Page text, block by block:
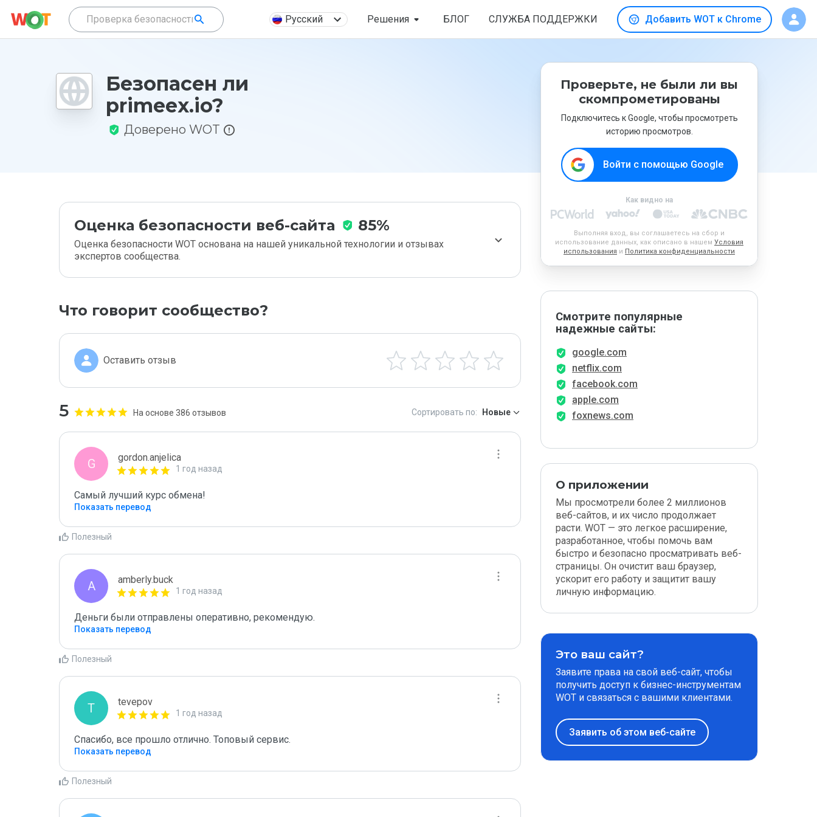
Русский Решения БЛОГ СЛУЖБА ПОДДЕРЖКИ Добавить WOT к Chrome
Безопасен ли
primeex.io?
Доверено WOT
Оценка безопасности веб-сайта 85%
Оценка безопасности WOT основана на нашей уникальной технологии и отзывах
экспертов сообщества.
Что говорит сообщество?
Оставить отзыв
5 На основе 386 отзывов Сортировать по: Новые
G gordon.anjelica
1 год назад
Самый лучший курс обмена!
Показать перевод
Полезный
A amberly.buck
1 год назад
Деньги были отправлены оперативно, рекомендую.
Показать перевод
Полезный
T tevepov
1 год назад
Спасибо, все прошло отлично. Топовый сервис.
Показать перевод
Полезный
Проверьте, не были ли вы
скомпрометированы
Подключитесь к Google, чтобы просмотреть
историю просмотров.
Войти с помощью Google
Как видно на
Выполняя вход, вы соглашаетесь на сбор и
использование данных, как описано в нашем Условия
использования и Политика конфиденциальности
Смотрите популярные
надежные сайты:
google.com
netflix.com
facebook.com
apple.com
foxnews.com
О приложении
Мы просмотрели более 2 миллионов
веб-сайтов, и их число продолжает
расти. WOT — это легкое расширение,
разработанное, чтобы помочь вам
быстро и безопасно просматривать веб-
страницы. Он очистит ваш браузер,
ускорит его работу и защитит вашу
личную информацию.
Это ваш сайт?
Заявите права на свой веб-сайт, чтобы
получить доступ к бизнес-инструментам
WOT и связаться с вашими клиентами.
Заявить об этом веб-сайте